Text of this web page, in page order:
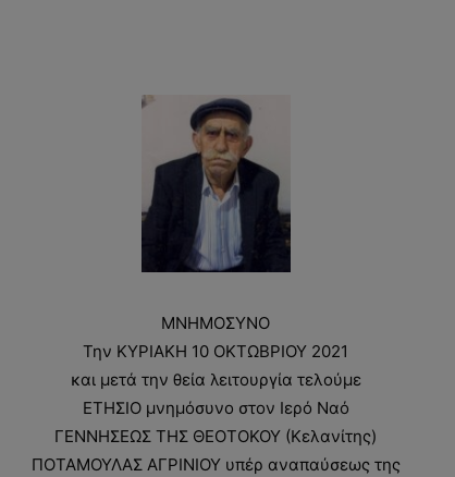
ΜΝΗΜΟΣΥΝΟ
Την ΚΥΡΙΑΚΗ 10 ΟΚΤΩΒΡΙΟΥ 2021
και μετά την θεία λειτουργία τελούμε
ΕΤΗΣΙΟ μνημόσυνο στον Ιερό Ναό
ΓΕΝΝΗΣΕΩΣ ΤΗΣ ΘΕΟΤΟΚΟΥ (Κελανίτης)
ΠΟΤΑΜΟΥΛΑΣ ΑΓΡΙΝΙΟΥ υπέρ αναπαύσεως της